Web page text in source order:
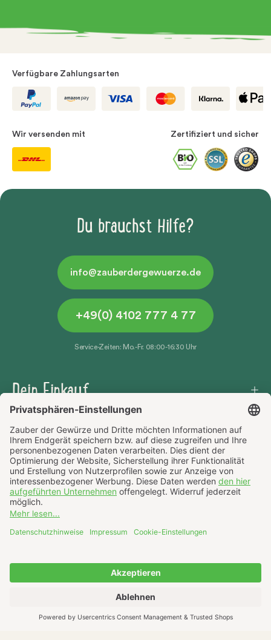
Verfügbare Zahlungsarten
Wir versenden mit Zertifiziert und sicher
Du brauchst Hilfe?
info@zauberdergewuerze.de
+49(0) 4102 777 4 77
Service-Zeiten: Mo.-Fr. 08:00-16:30 Uhr
Dein Einkauf
Häufige Fragen
Über uns
AGB